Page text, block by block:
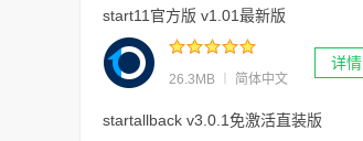
start11官方版 v1.01最新版
26.3MB ︱ 简体中文
详情
startallback v3.0.1免激活直装版